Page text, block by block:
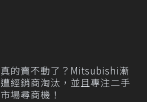
真的賣不動了？Mitsubishi漸
遭經銷商淘汰，並且專注二手
市場尋商機！